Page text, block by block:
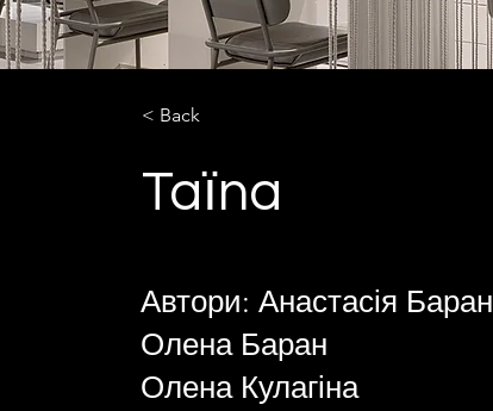
< Back
Taїna
Автори: Анастасія Баран
Олена Баран
Олена Кулагіна